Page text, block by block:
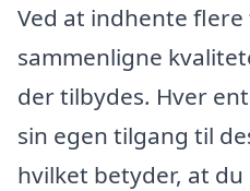
Ved at indhente
sammenligne
der tilbydes. Hver
sin egen tilgang til
hvilket betyder, at